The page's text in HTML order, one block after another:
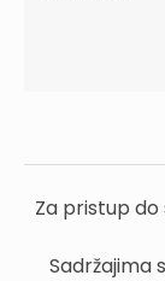
Za pristup
Sadržajima